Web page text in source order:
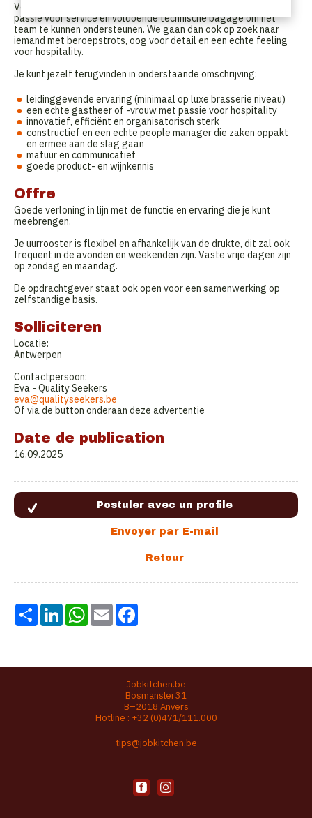
Voor deze vacature gaan we op zoek naar iemand met een
passie voor service en voldoende technische bagage om het
team te kunnen ondersteunen. We gaan dan ook op zoek naar
iemand met beroepstrots, oog voor detail en een echte feeling
voor hospitality.
Je kunt jezelf terugvinden in onderstaande omschrijving:
leidinggevende ervaring (minimaal op luxe brasserie niveau)
een echte gastheer of -vrouw met passie voor hospitality
innovatief, efficiënt en organisatorisch sterk
constructief en een echte people manager die zaken oppakt
en ermee aan de slag gaan
matuur en communicatief
goede product- en wijnkennis
Offre
Goede verloning in lijn met de functie en ervaring die je kunt
meebrengen.
Je uurrooster is flexibel en afhankelijk van de drukte, dit zal ook
frequent in de avonden en weekenden zijn. Vaste vrije dagen zijn
op zondag en maandag.
De opdrachtgever staat ook open voor een samenwerking op
zelfstandige basis.
Solliciteren
Locatie:
Antwerpen
Contactpersoon:
Eva - Quality Seekers
eva@qualityseekers.be
Of via de button onderaan deze advertentie
Date de publication
16.09.2025
Share LinkedInWhatsApp
Email
Jobkitchen.be
Bosmanslei 31
B–2018 Anvers
Hotline : +32 (0)471/111.000
tips@jobkitchen.be